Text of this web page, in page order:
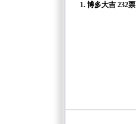
1. 博多大吉 232票